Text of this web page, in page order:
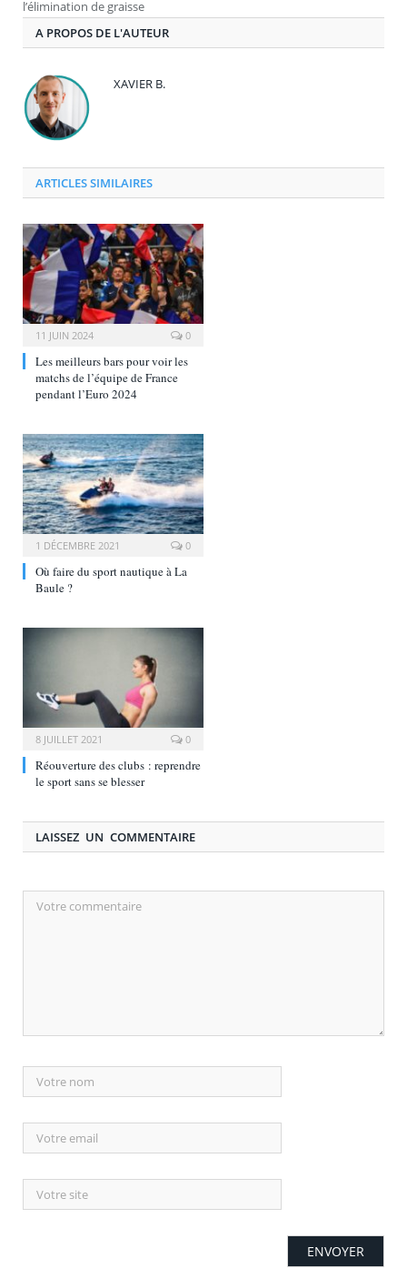
l’élimination de graisse
A PROPOS DE L'AUTEUR
XAVIER B.
ARTICLES SIMILAIRES
11 JUIN 2024 0
Les meilleurs bars pour voir les
matchs de l’équipe de France
pendant l’Euro 2024
1 DÉCEMBRE 2021 0
Où faire du sport nautique à La
Baule ?
8 JUILLET 2021 0
Réouverture des clubs : reprendre
le sport sans se blesser
LAISSEZ UN COMMENTAIRE